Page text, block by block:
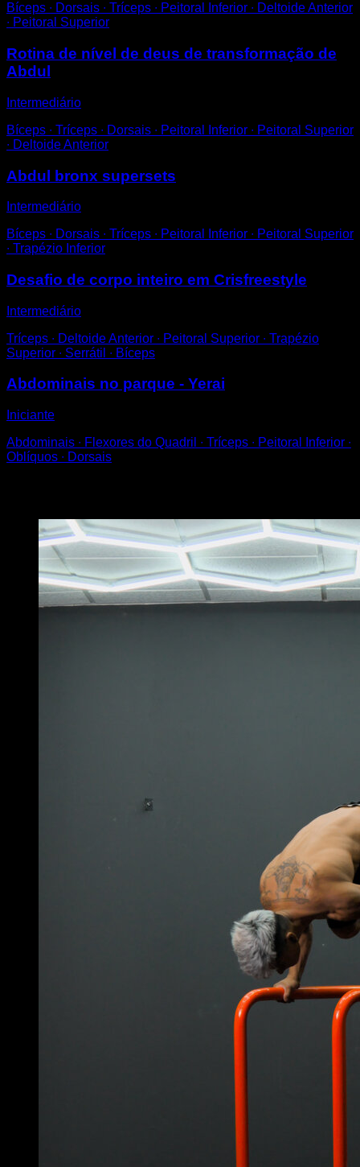
Bíceps ∙ Dorsais ∙ Tríceps ∙ Peitoral Inferior ∙ Deltoide Anterior
∙ Peitoral Superior
Rotina de nível de deus de transformação de
Abdul
Intermediário
Bíceps ∙ Tríceps ∙ Dorsais ∙ Peitoral Inferior ∙ Peitoral Superior
∙ Deltoide Anterior
Abdul bronx supersets
Intermediário
Bíceps ∙ Dorsais ∙ Tríceps ∙ Peitoral Inferior ∙ Peitoral Superior
∙ Trapézio Inferior
Desafio de corpo inteiro em Crisfreestyle
Intermediário
Tríceps ∙ Deltoide Anterior ∙ Peitoral Superior ∙ Trapézio
Superior ∙ Serrátil ∙ Bíceps
Abdominais no parque - Yerai
Iniciante
Abdominais ∙ Flexores do Quadril ∙ Tríceps ∙ Peitoral Inferior ∙
Oblíquos ∙ Dorsais